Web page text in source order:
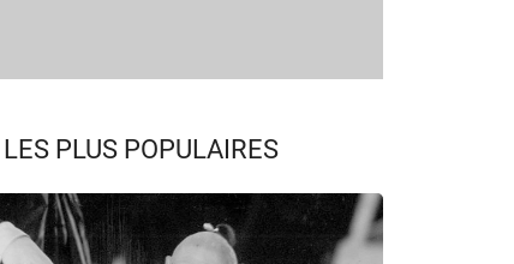
LES PLUS POPULAIRES